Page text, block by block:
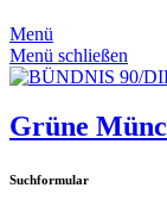
Menü
Menü schließen
Grüne
Suchformular